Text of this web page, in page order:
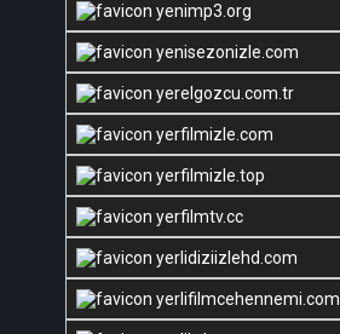
yenimp3.org
yenisezonizle.com
yerelgozcu.com.tr
yerfilmizle.com
yerfilmizle.top
yerfilmtv.cc
yerlidiziizlehd.com
yerlifilmcehennemi.com